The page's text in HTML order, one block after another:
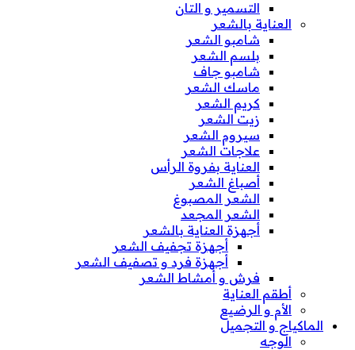
التسمير و التان
العناية بالشعر
شامبو الشعر
بلسم الشعر
شامبو جاف
ماسك الشعر
كريم الشعر
زيت الشعر
سيروم الشعر
علاجات الشعر
العناية بفروة الرأس
أصباغ الشعر
الشعر المصبوغ
الشعر المجعد
أجهزة العناية بالشعر
أجهزة تجفيف الشعر
أجهزة فرد و تصفيف الشعر
فرش و أمشاط الشعر
أطقم العناية
الأم و الرضيع
الماكياج و التجميل
الوجه